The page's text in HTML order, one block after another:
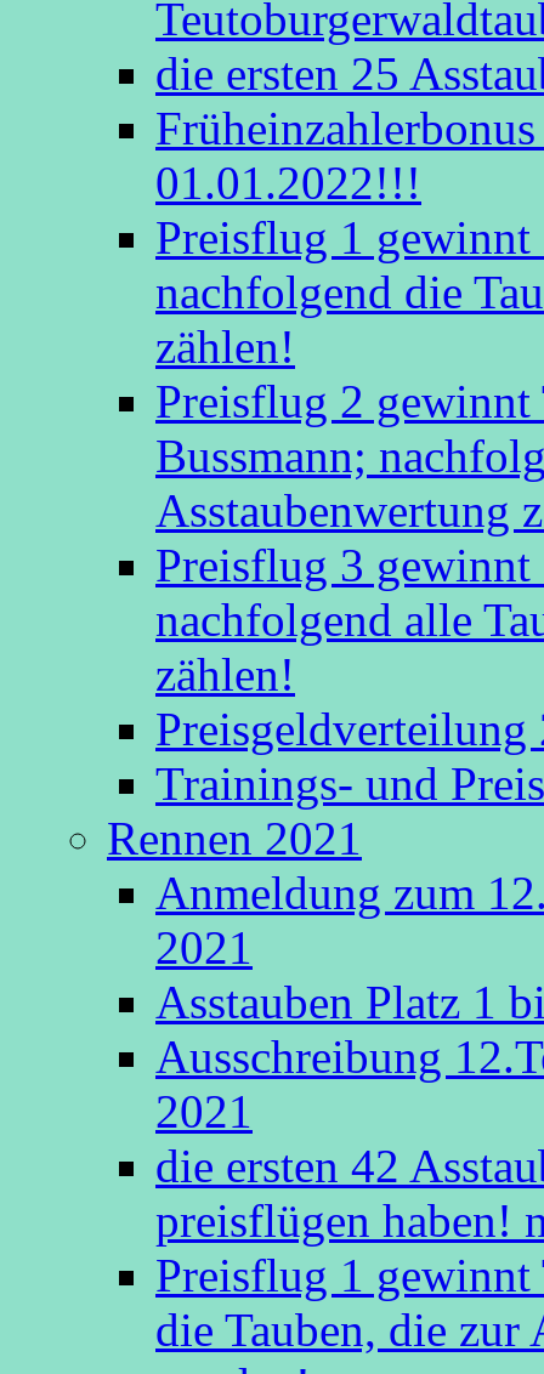
die ersten 25
01.01.2022!!!
Preisflug 1 gewinnt
nachfolgend die
zählen!
Preisflug 2 gewinnt
Bussmann;
Asstaubenwertung
Preisflug 3
nachfolgend alle
zählen!
Preisgeldverteilung
Trainings- und
Rennen 2021
Anmeldung zum
2021
Asstauben Platz 1
Ausschreibung
2021
die ersten 42
preisflügen haben!
Preisflug 1 gewinnt
die Tauben, die zur